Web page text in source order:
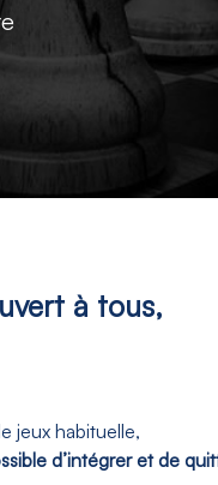
à tous,
jeux habituelle,
d’intégrer et de